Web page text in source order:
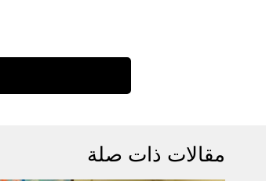
مقالات ذات صلة